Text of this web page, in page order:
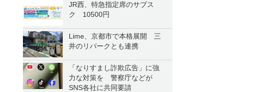
JR西、特急指定席のサブス
ク 10500円
Lime、京都市で本格展開 三
井のリパークとも連携
「なりすまし詐欺広告」に強
力な対策を 警察庁などが
SNS各社に共同要請